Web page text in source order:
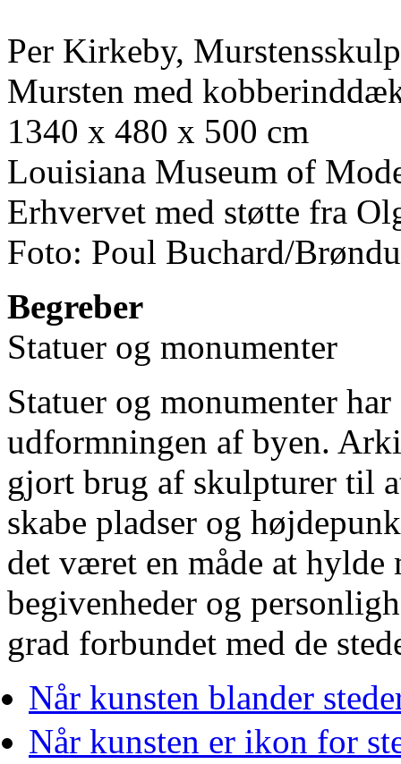
Per Kirkeby,
Mursten med
1340 x 480 x 500 cm
Louisiana Museum of
Erhvervet med støtte fra
Foto: Poul Buchard/
Begreber
Statuer og monumenter
Statuer og monumenter
udformningen af byen.
gjort brug af skulpturer til
skabe pladser og
det været en måde at
begivenheder og
grad forbundet med de
Når kunsten blander
Når kunsten er ikon for